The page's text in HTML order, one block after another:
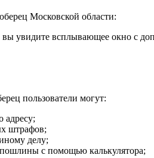
Московской области:
увидите всплывающее окно с
пользователи могут:
адресу;
штрафов;
делу;
пошлины с помощью калькулятора;